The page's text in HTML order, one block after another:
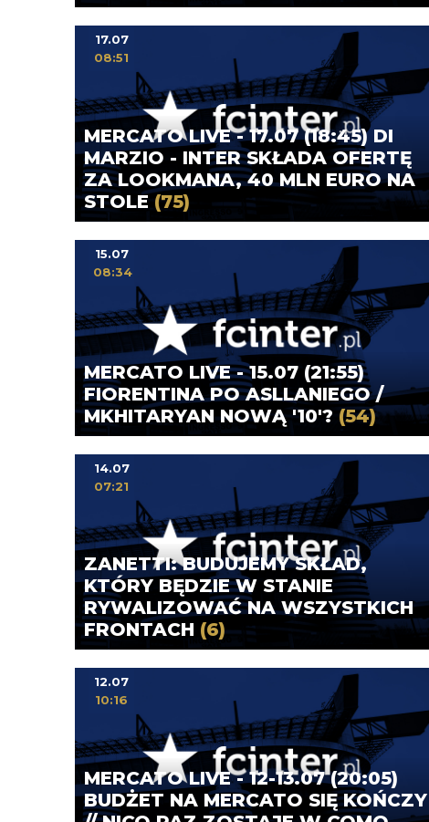
MERCATO LIVE - 17.07 (18:45) DI
MARZIO - INTER SKŁADA OFERTĘ
ZA LOOKMANA, 40 MLN EURO NA
STOLE (75)
17.07
08:51
MERCATO LIVE - 15.07 (21:55)
FIORENTINA PO ASLLANIEGO /
MKHITARYAN NOWĄ '10'? (54)
15.07
08:34
ZANETTI: BUDUJEMY SKŁAD,
KTÓRY BĘDZIE W STANIE
RYWALIZOWAĆ NA WSZYSTKICH
FRONTACH (6)
14.07
07:21
MERCATO LIVE - 12-13.07 (20:05)
BUDŻET NA MERCATO SIĘ KOŃCZY
12.07
10:16